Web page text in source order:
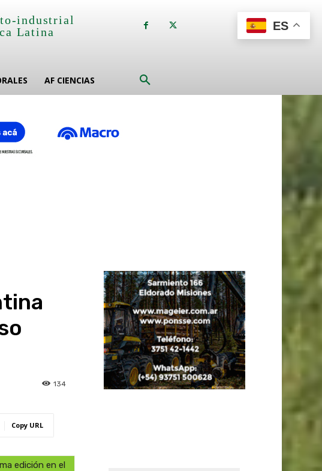
industrial
Latina
AF CIENCIAS
134
Copy URL
edición en el
ES